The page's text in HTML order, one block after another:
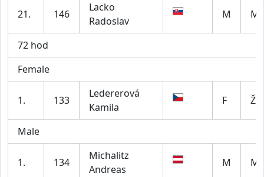
21. 146
Lacko
Radoslav
M
72 hod
Female
1. 133
Ledererová
Kamila
F
Male
1. 134
Michalitz
Andreas
M